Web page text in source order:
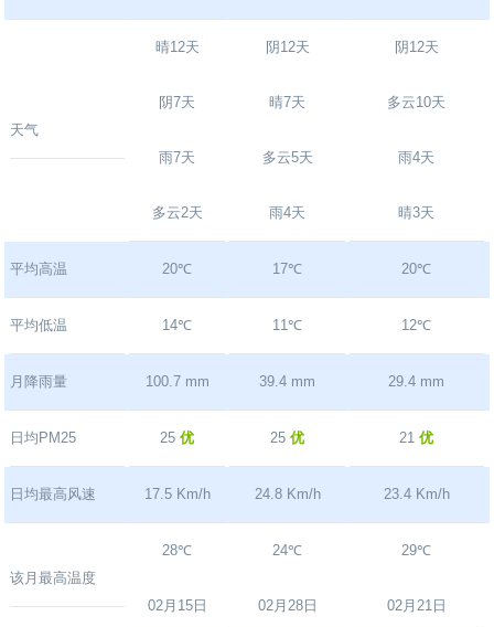
天气
晴12天
阴7天
雨7天
多云2天
阴12天
晴7天
多云5天
雨4天
阴12天
多云10天
雨4天
晴3天
平均高温 20℃ 17℃ 20℃
平均低温 14℃ 11℃ 12℃
月降雨量 100.7 mm 39.4 mm 29.4 mm
日均PM25 25优 25优 21优
日均最高风速 17.5 Km/h 24.8 Km/h 23.4 Km/h
该月最高温度
28℃
02月15日
24℃
02月28日
29℃
02月21日